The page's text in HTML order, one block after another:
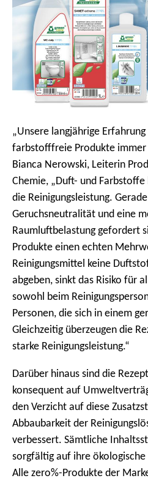
„Unsere langjährige
farbstofffreie Produkte immer
Bianca Nerowski, Leiterin
Chemie, „Duft- und
die Reinigungsleistung.
Geruchsneutralität und eine
Raumluftbelastung gefordert
Produkte einen echten
Reinigungsmittel keine
abgeben, sinkt das Risiko für
sowohl beim
Personen, die sich in einem
Gleichzeitig überzeugen die
starke Reinigungsleistung.“
Darüber hinaus sind die
konsequent auf
den Verzicht auf diese
Abbaubarkeit der
verbessert. Sämtliche
sorgfältig auf ihre
Alle zero%-Produkte der